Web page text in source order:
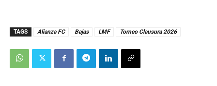
TAGS Alianza FC Bajas LMF Torneo Clausura 2026